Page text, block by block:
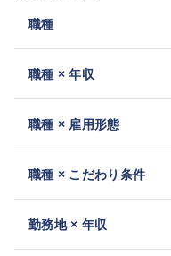
職種
職種 × 年収
職種 × 雇用形態
職種 × こだわり条件
勤務地 × 年収